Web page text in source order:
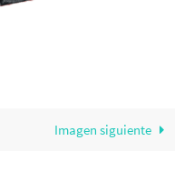
Imagen siguiente